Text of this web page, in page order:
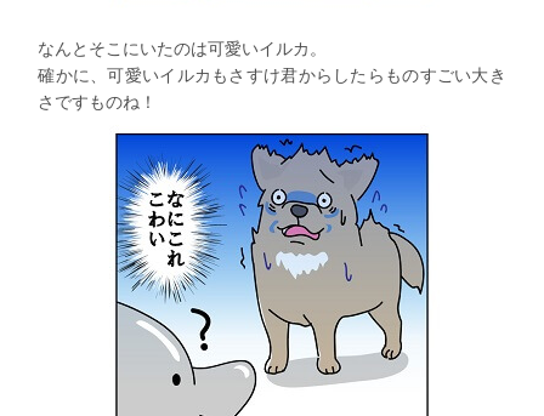
なんとそこにいたのは可愛いイルカ。
確かに、可愛いイルカもさすけ君からしたらものすごい大き
さですものね！